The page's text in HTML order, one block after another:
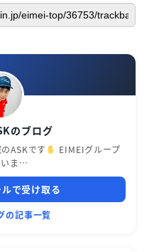
のブログ
ASKです
EIMEIグループ
いま…
で受け取る
の記事一覧